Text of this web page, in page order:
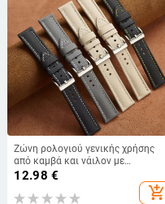
Ζώνη ρολογιού γενικής χρήσης
από καμβά και νάιλον με
μηχανισμό γρήγορης
απελευθέρωσης για Huawei και
Samsung
12.98 €
add_shopping_cart